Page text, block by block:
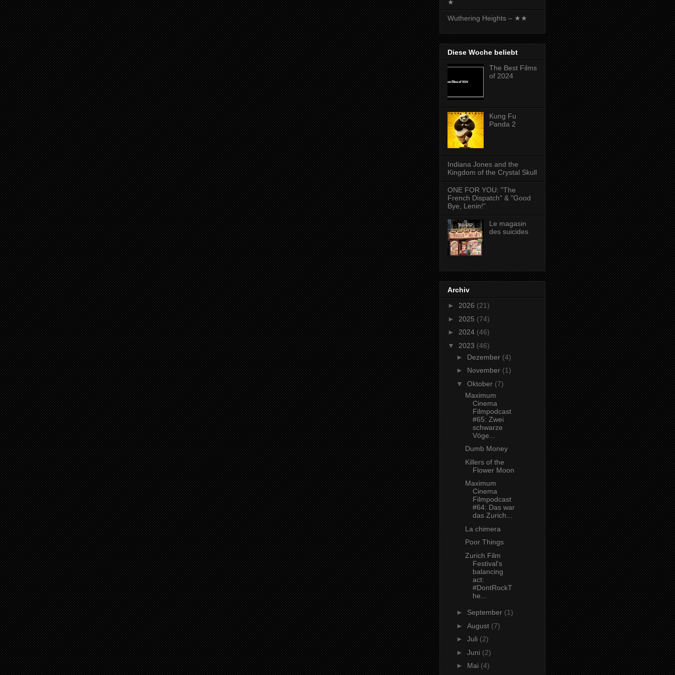
★
Wuthering Heights – ★★
Diese Woche beliebt
The Best Films
of 2024
Kung Fu
Panda 2
Indiana Jones and the
Kingdom of the Crystal Skull
ONE FOR YOU: "The
French Dispatch" & "Good
Bye, Lenin!"
Le magasin
des suicides
Archiv
► 2026 (21)
► 2025 (74)
► 2024 (46)
▼ 2023 (46)
► Dezember (4)
► November (1)
▼ Oktober (7)
Maximum
Cinema
Filmpodcast
#65: Zwei
schwarze
Vöge...
Dumb Money
Killers of the
Flower Moon
Maximum
Cinema
Filmpodcast
#64: Das war
das Zurich...
La chimera
Poor Things
Zurich Film
Festival's
balancing
act:
#DontRockT
he...
► September (1)
► August (7)
► Juli (2)
► Juni (2)
► Mai (4)